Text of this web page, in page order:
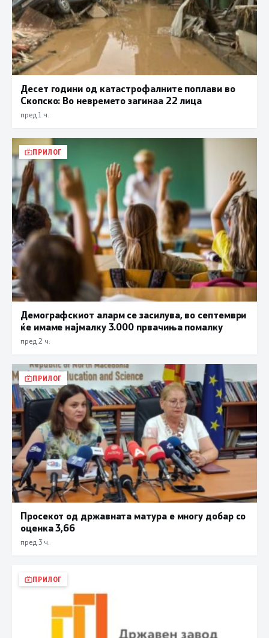
Десет години од катастрофалните поплави во
Скопско: Во невремето загинаа 22 лица
пред 1 ч.
ПРИЛОГ
Демографскиот аларм се засилува, во септември
ќе имаме најмалку 3.000 првачиња помалку
пред 2 ч.
ПРИЛОГ
Просекот од државната матура е многу добар со
оценка 3,66
пред 3 ч.
ПРИЛОГ